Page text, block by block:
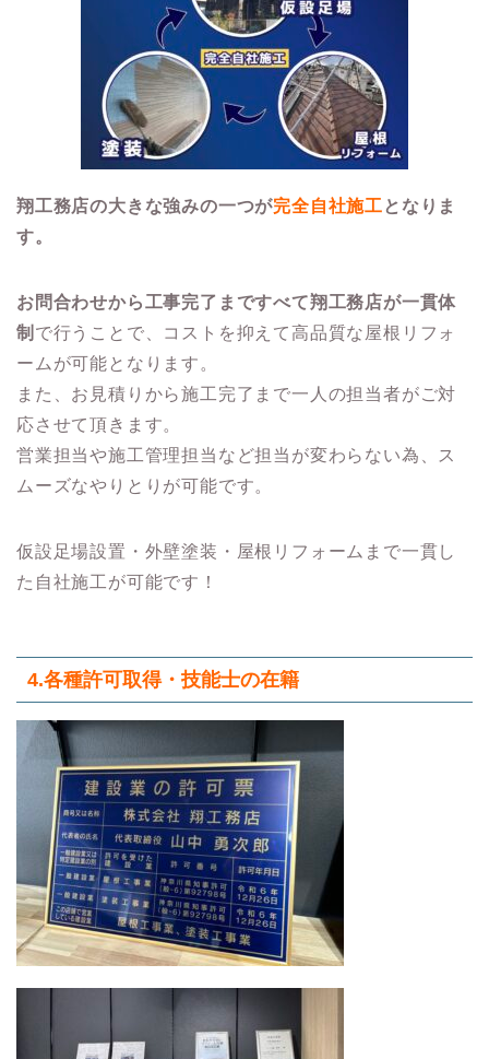
翔工務店の大きな強みの一つが完全自社施工となりま
す。
お問合わせから工事完了まですべて翔工務店が一貫体
制 で行うことで、コストを抑えて高品質な屋根リフォ
ームが可能となります。
また、お見積りから施工完了まで一人の担当者がご対
応させて頂きます。
営業担当や施工管理担当など担当が変わらない為、ス
ムーズなやりとりが可能です。
仮設足場設置・外壁塗装・屋根リフォームまで一貫し
た自社施工が可能です！
4.各種許可取得・技能士の在籍